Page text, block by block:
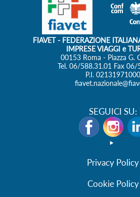
Privacy Policy
Cookie Policy